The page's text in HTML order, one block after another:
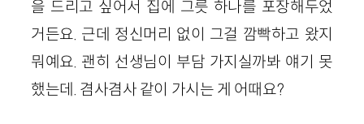
을 드리고 싶어서 집에 그릇 하나를 포장해두었
거든요. 근데 정신머리 없이 그걸 깜빡하고 왔지
뭐예요. 괜히 선생님이 부담 가지실까봐 얘기 못
했는데. 겸사겸사 같이 가시는 게 어때요?